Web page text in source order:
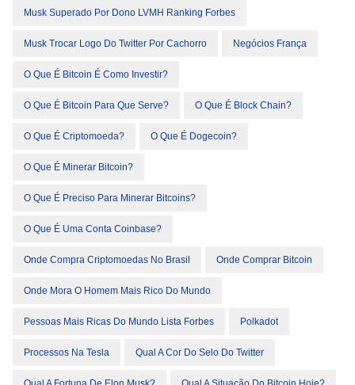
Musk Superado Por Dono LVMH Ranking Forbes
Musk Trocar Logo Do Twitter Por Cachorro Negócios França
O Que É Bitcoin É Como Investir?
O Que É Bitcoin Para Que Serve? O Que É Block Chain?
O Que É Criptomoeda? O Que É Dogecoin?
O Que É Minerar Bitcoin?
O Que É Preciso Para Minerar Bitcoins?
O Que É Uma Conta Coinbase?
Onde Compra Criptomoedas No Brasil Onde Comprar Bitcoin
Onde Mora O Homem Mais Rico Do Mundo
Pessoas Mais Ricas Do Mundo Lista Forbes Polkadot
Processos Na Tesla Qual A Cor Do Selo Do Twitter